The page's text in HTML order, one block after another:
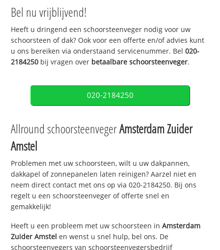
Bel nu vrijblijvend!
Heeft u dringend een schoorsteenveger nodig voor uw
schoorsteen of dak? Ook voor een offerte en/of advies kunt
u ons bereiken via onderstaand servicenummer. Bel020-
2184250 bij vragen over betaalbare schoorsteenveger.
020-2184250
Allround schoorsteenvegerAmsterdam Zuider
Amstel
Problemen met uw schoorsteen, wilt u uw dakpannen,
dakkapel of zonnepanelen laten reinigen? Aarzel niet en
neem direct contact met ons op via 020-2184250. Bij ons
regelt u een schoorsteenveger of offerte snel en
gemakkelijk!
Heeft u een probleem met uw schoorsteen inAmsterdam
Zuider Amstel en wenst u snel hulp, bel ons. De
schoorsteenvegers van schoorsteenvegersbedrijf